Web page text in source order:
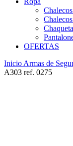
OFERTAS
Inicio Armas de
A303 ref. 0275